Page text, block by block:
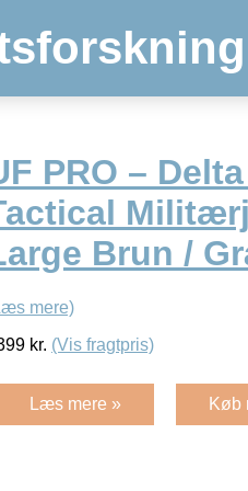
PRO –
Brun /
mere)
kr. (Vis fragtpris)
Læs mere » Køb